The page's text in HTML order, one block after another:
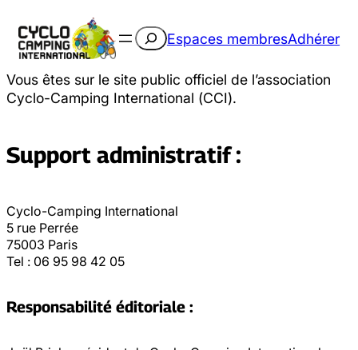
Rechercher
Espaces membresAdhérer
Vous êtes sur le site public officiel de l’association
Cyclo-Camping International (CCI).
Support administratif :
Cyclo-Camping International
5 rue Perrée
75003 Paris
Tel : 06 95 98 42 05
Responsabilité éditoriale :